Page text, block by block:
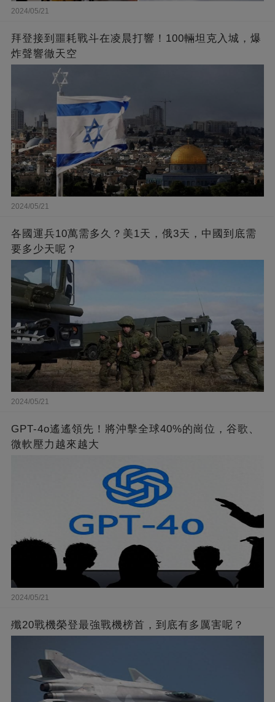
2024/05/21
拜登接到噩耗戰斗在凌晨打響！100輛坦克入城，爆
炸聲響徹天空
2024/05/21
各國運兵10萬需多久？美1天，俄3天，中國到底需
要多少天呢？
2024/05/21
GPT-4o遙遙領先！將沖擊全球40%的崗位，谷歌、
微軟壓力越來越大
2024/05/21
殲20戰機榮登最強戰機榜首，到底有多厲害呢？